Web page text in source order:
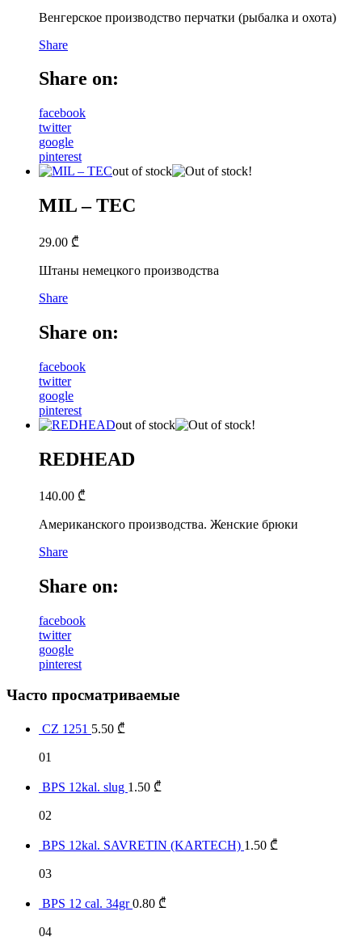
Венгерское производство перчатки (рыбалка и охота)
Share
Share on:
facebook
twitter
google
pinterest
out of stock
MIL – TEC
29.00 ₾
Штаны немецкого производства
Share
Share on:
facebook
twitter
google
pinterest
out of stock
REDHEAD
140.00 ₾
Американского производства. Женские брюки
Share
Share on:
facebook
twitter
google
pinterest
Часто просматриваемые
CZ 1251 5.50 ₾
01
BPS 12kal. slug 1.50 ₾
02
BPS 12kal. SAVRETIN (KARTECH) 1.50 ₾
03
BPS 12 cal. 34gr0.80 ₾
04